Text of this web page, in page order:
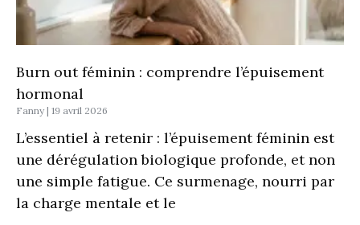
Burn out féminin : comprendre l’épuisement
hormonal
Fanny 19 avril 2026
L’essentiel à retenir : l’épuisement féminin est
une dérégulation biologique profonde, et non
une simple fatigue. Ce surmenage, nourri par
la charge mentale et le